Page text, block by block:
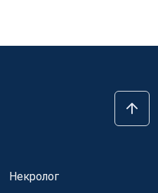
Некролог